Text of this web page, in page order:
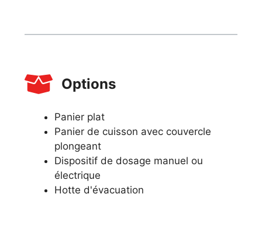
Options
Panier plat
Panier de cuisson avec couvercle
plongeant
Dispositif de dosage manuel ou
électrique
Hotte d'évacuation